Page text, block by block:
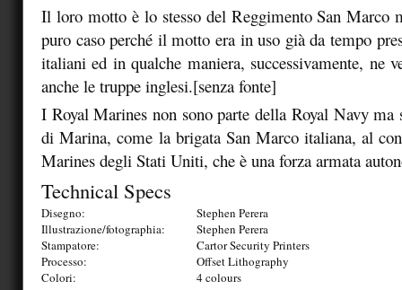
Il loro motto è lo stesso del Reggimento San Marco
puro caso perché il motto era in uso già da tempo
italiani ed in qualche maniera, successivamente, ne
anche le truppe inglesi.[senza fonte]
I Royal Marines non sono parte della Royal Navy ma
di Marina, come la brigata San Marco italiana, al
Marines degli Stati Uniti, che è una forza armata
Technical Specs
Disegno:
Stephen Perera
Illustrazione/fotographia:
Stephen Perera
Stampatore:
Cartor Security Printers
Processo:
Offset Lithography
Colori:
4 colours